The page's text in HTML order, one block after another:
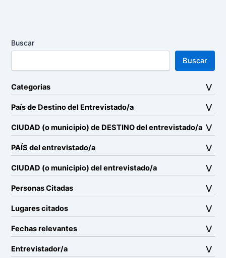
Buscar
Buscar
Categorias
País de Destino del Entrevistado/a
CIUDAD (o municipio) de DESTINO del entrevistado/a
PAÍS del entrevistado/a
CIUDAD (o municipio) del entrevistado/a
Personas Citadas
Lugares citados
Fechas relevantes
Entrevistador/a